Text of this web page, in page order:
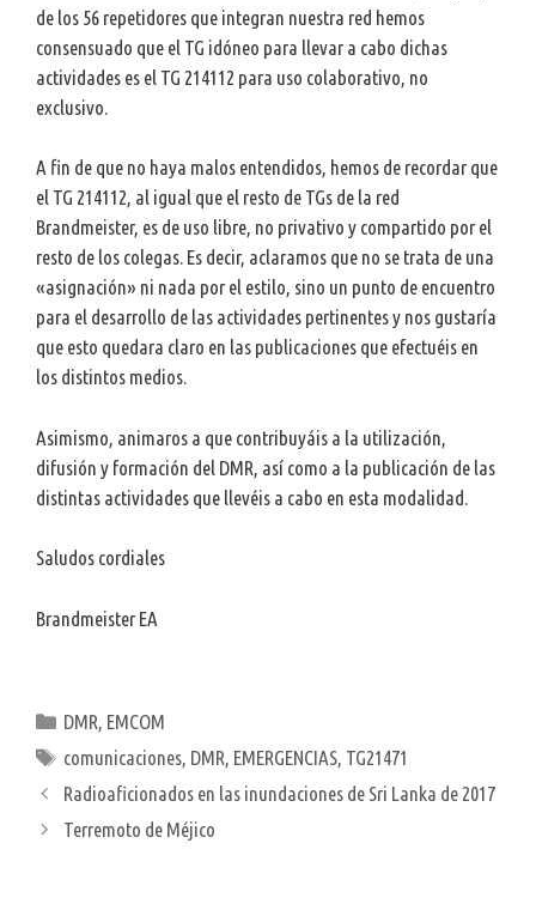
de los 56 repetidores que integran nuestra red hemos
consensuado que el TG idóneo para llevar a cabo dichas
actividades es el TG 214112 para uso colaborativo, no
exclusivo.
A fin de que no haya malos entendidos, hemos de recordar que
el TG 214112, al igual que el resto de TGs de la red
Brandmeister, es de uso libre, no privativo y compartido por el
resto de los colegas. Es decir, aclaramos que no se trata de una
«asignación» ni nada por el estilo, sino un punto de encuentro
para el desarrollo de las actividades pertinentes y nos gustaría
que esto quedara claro en las publicaciones que efectuéis en
los distintos medios.
Asimismo, animaros a que contribuyáis a la utilización,
difusión y formación del DMR, así como a la publicación de las
distintas actividades que llevéis a cabo en esta modalidad.
Saludos cordiales
Brandmeister EA
Categorías
DMR, EMCOM
Etiquetas
comunicaciones, DMR, EMERGENCIAS, TG21471
Radioaficionados en las inundaciones de Sri Lanka de 2017
Terremoto de Méjico